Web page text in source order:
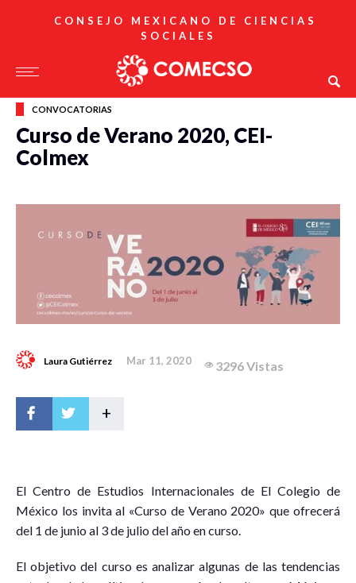
CONSEJO MEXICANO DE CIENCIAS
SOCIALES
CONVOCATORIAS
Curso de Verano 2020, CEI-
Colmex
Laura Gutiérrez Mar 11, 2020 3296 Vistas
+
El Centro de Estudios Internacionales de El Colegio de
México los invita al «Curso de Verano 2020» que ofrecerá
del 1 de junio al 3 de julio del año en curso.
El objetivo del curso es analizar algunas de las tendencias